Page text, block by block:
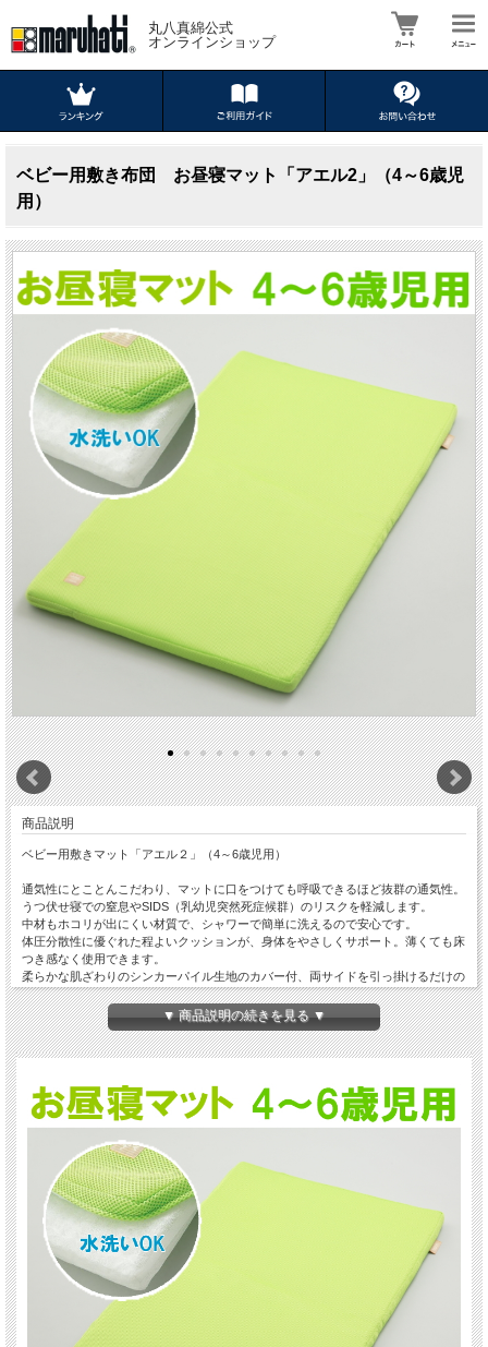
丸八真綿公式
オンラインショップ
ベビー用敷き布団 お昼寝マット「アエル2」（4～6歳児
用）
商品説明
ベビー用敷きマット「アエル２」（4～6歳児用）
通気性にとことんこだわり、マットに口をつけても呼吸できるほど抜群の通気性。
うつ伏せ寝での窒息やSIDS（乳幼児突然死症候群）のリスクを軽減します。
中材もホコリが出にくい材質で、シャワーで簡単に洗えるので安心です。
体圧分散性に優ぐれた程よいクッションが、身体をやさしくサポート。薄くても床
つき感なく使用できます。
柔らかな肌ざわりのシンカーパイル生地のカバー付、両サイドを引っ掛けるだけの
簡単形状。
二つ折りで重ねてコンパクトに収納できるので、出し入れしやすく場所もとりませ
ん。
本体と外カバーに、マジックテープで付け外しできるネームワッペン付。
▼ 商品説明の続きを見る ▼